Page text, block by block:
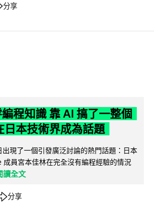
分享
程知識 靠 AI 搞了一整個
日本技術界成為話題
現了一個引發廣泛討論的熱門話題：日本
成員宮本佳林在完全沒有編程經驗的情況
讀全文
分享